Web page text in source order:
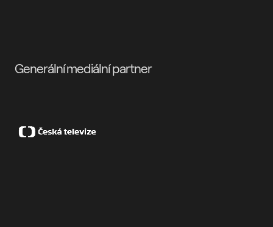
Generální mediální partner